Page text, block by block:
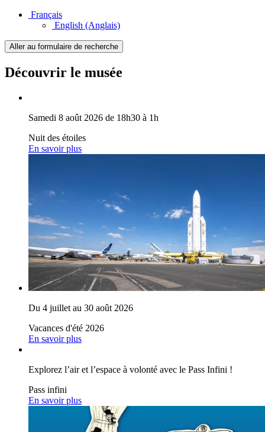
Français
English (Anglais)
Aller au formulaire de recherche
Découvrir le musée
Samedi 8 août 2026 de 18h30 à 1h
Nuit des étoiles
En savoir plus
Du 4 juillet au 30 août 2026
Vacances d'été 2026
En savoir plus
Explorez l’air et l’espace à volonté avec le Pass Infini !
Pass infini
En savoir plus